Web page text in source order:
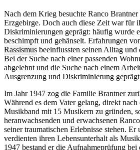
Nach dem Krieg besuchte Ranco
Erzgebirge. Doch auch diese Zeit war für
Diskriminierungen geprägt: häufig wurde
beschimpft und gehänselt. Erfahrungen
Rassismus beeinflussten seinen Alltag und
Bei der Suche nach einer passenden
abgelehnt und die Suche nach einem
Ausgrenzung und Diskriminierung
Im Jahr 1947 zog die Familie Brantner
Während es dem Vater gelang, direkt
Musikband mit 15 Musikern zu gründen,
heranwachsenden und erwachsenen
seiner traumatischen Erlebnisse stehen. Er
verdienten ihren Lebensunterhalt als
1947 bestand er die Aufnahmeprüfung bei